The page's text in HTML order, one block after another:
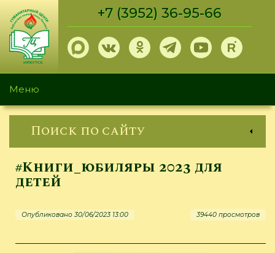
Перейти
основному
содержанию
+7 (3952) 36-95-66
Меню
Поиск по сайту
#Книги_юбиляры 2023 для
детей
Опубликовано 30/06/2023 13:00 39440 просмотров